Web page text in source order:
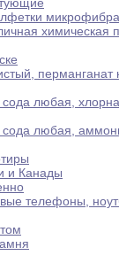
химическая
, перманганат
сода любая,
сода любая,
и Канады
телефоны,